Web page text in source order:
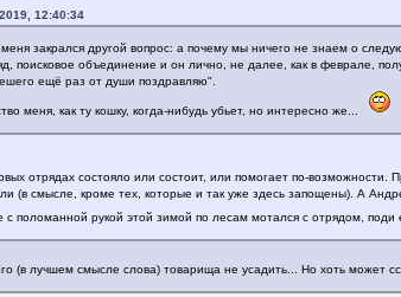
12:40:34
закрался другой вопрос: а почему мы ничего не знаем о
поисковое объединение и он лично, не далее, как в феврале,
ещё раз от души поздравляю".
меня, как ту кошку, когда-нибудь убьет, но интересно же...
отрядах состояло или состоит, или помогает по-
(в смысле, кроме тех, которые и так уже здесь запощены). А
поломанной рукой этой зимой по лесам мотался с отрядом, поди
(в лучшем смысле слова) товарища не усадить... Но хоть может